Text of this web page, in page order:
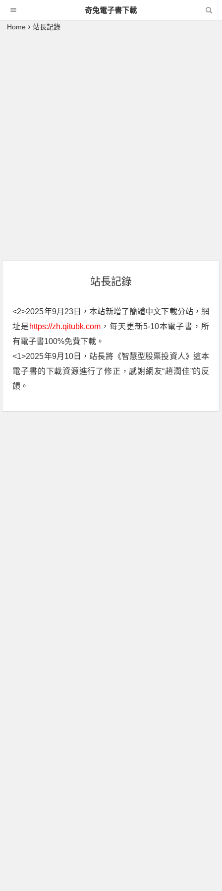
奇兔電子書下載
Home 站長記錄
站長記錄
<2>2025年9月23日，本站新增了簡體中文下載分站，網
址是 https://zh.qitubk.com ，每天更新5-10本電子書，所
有電子書100%免費下載。
<1>2025年9月10日，站長將《智慧型股票投資人》這本
電子書的下載資源進行了修正，感謝網友“趙潤佳”的反
饋。